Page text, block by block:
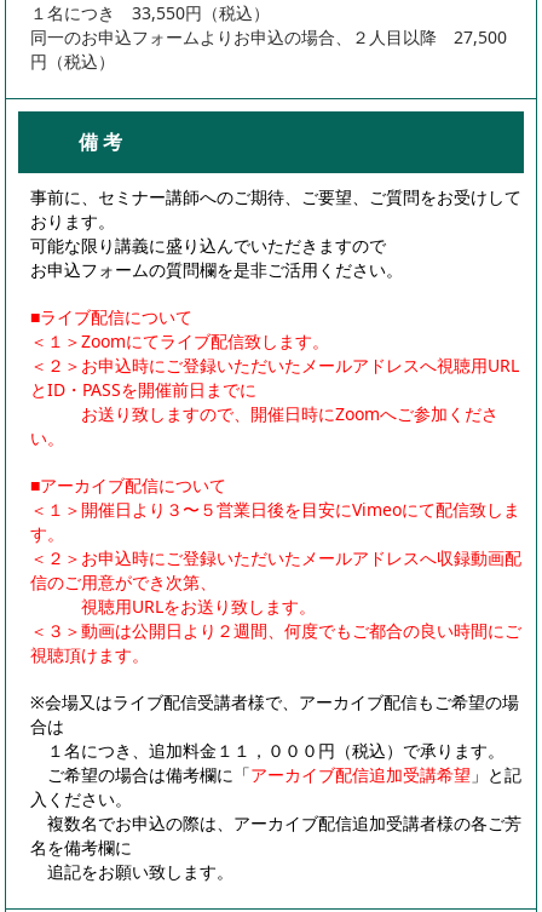
１名につき 33,550円（税込）
同一のお申込フォームよりお申込の場合、２人目以降 27,500
円（税込）
備 考
事前に、セミナー講師へのご期待、ご要望、ご質問をお受けして
おります。
可能な限り講義に盛り込んでいただきますので
お申込フォームの質問欄を是非ご活用ください。
■ライブ配信について
＜１＞Zoomにてライブ配信致します。
＜２＞お申込時にご登録いただいたメールアドレスへ視聴用URL
とID・PASSを開催前日までに
お送り致しますので、開催日時にZoomへご参加くださ
い。
■アーカイブ配信について
＜１＞開催日より３〜５営業日後を目安にVimeoにて配信致しま
す。
＜２＞お申込時にご登録いただいたメールアドレスへ収録動画配
信のご用意ができ次第、
視聴用URLをお送り致します。
＜３＞動画は公開日より２週間、何度でもご都合の良い時間にご
視聴頂けます。
※会場又はライブ配信受講者様で、アーカイブ配信もご希望の場
合は
１名につき、追加料金１１，０００円（税込）で承ります。
ご希望の場合は備考欄に「アーカイブ配信追加受講希望 」と記
入ください。
複数名でお申込の際は、アーカイブ配信追加受講者様の各ご芳
名を備考欄に
追記をお願い致します。